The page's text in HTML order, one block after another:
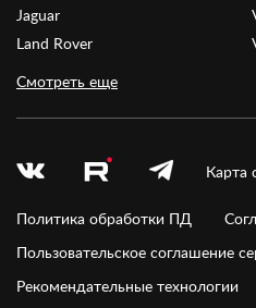
Jaguar
Land Rover
Смотреть еще
Карта
Политика обработки ПД
Пользовательское соглашение
Рекомендательные технологии